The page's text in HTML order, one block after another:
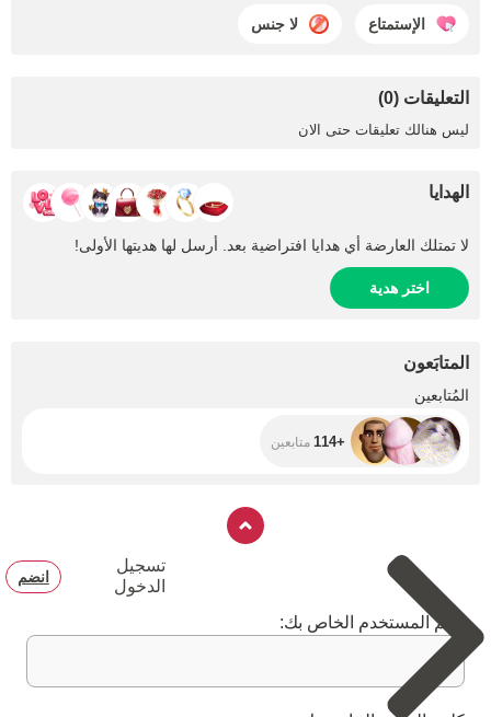
الإستمتاع لا جنس
التعليقات (0)
ليس هنالك تعليقات حتى الان
الهدايا
لا تمتلك العارضة أي هدايا افتراضية بعد. أرسل لها هديتها الأولى!
اختر هدية
المتابَعون
المُتابعين
+114 متابعين
تسجيل
الدخول
انضم
اسم المستخدم الخاص بك: